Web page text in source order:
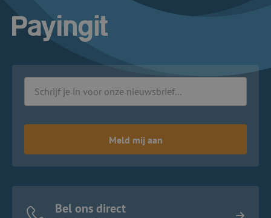
Logo Payingit
Meld mij aan
Bel ons direct